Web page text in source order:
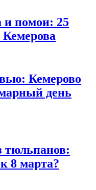
и помои: 25
Кемерово
день
тюльпанов:
8 марта?